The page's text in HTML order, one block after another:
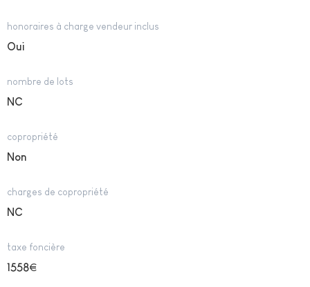
honoraires à charge vendeur inclus
Oui
nombre de lots
NC
copropriété
Non
charges de copropriété
NC
taxe foncière
1558€